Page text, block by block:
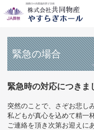
緊急の場合
緊急時の対応につきま
突然のことで、さぞお悲し
私どもが真心を込めて精一
ご連絡を頂き次第お迎えに